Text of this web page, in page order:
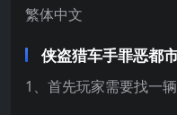
繁体中文
侠盗猎车手罪恶都
1、首先玩家需要找一